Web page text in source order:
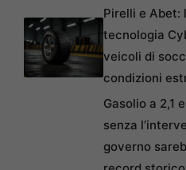
Pirelli e Abet:
tecnologia
veicoli di
condizioni
Gasolio a 2,1
senza
governo